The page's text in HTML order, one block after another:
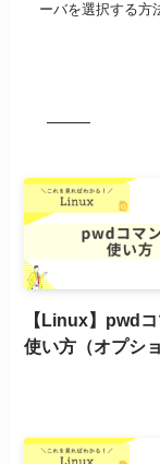
ーバを選択する方
【Linux】pwd
使い方（オプシ